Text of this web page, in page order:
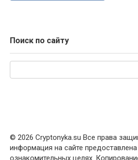
Поиск по сайту
© 2026 Cryptonyka.su Все права
информация на сайте предоставлена
ознакомительных целях.